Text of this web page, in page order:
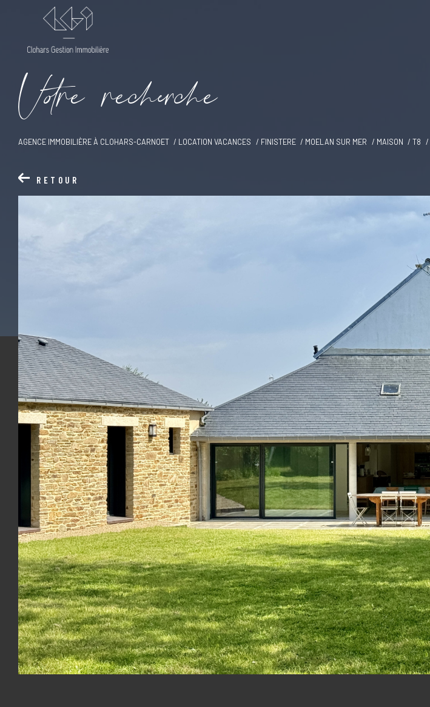
Vore recece
AGENCE IMMOBILIÈRE À CLOHARS-CARNOET LOCATION VACANCES FINISTERE MOELAN SUR MER MAISON T8
RETOUR